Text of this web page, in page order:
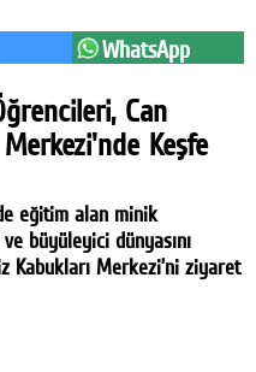
WhatsApp
Can
Keşfe
eğitim alan minik
büyüleyici dünyasını
Kabukları Merkezi’ni ziyaret